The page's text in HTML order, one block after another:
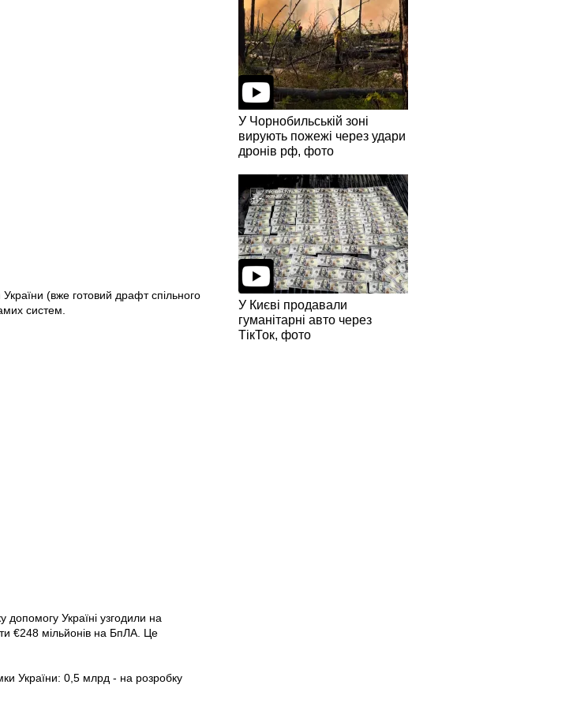
(вже готовий драфт спільного
систем.
Україні узгодили на
€248 мільйонів на БпЛА. Це
України: 0,5 млрд - на розробку
У Чорнобильській зоні
вирують пожежі через удари
дронів рф, фото
У Києві продавали
гуманітарні авто через
ТікТок, фото